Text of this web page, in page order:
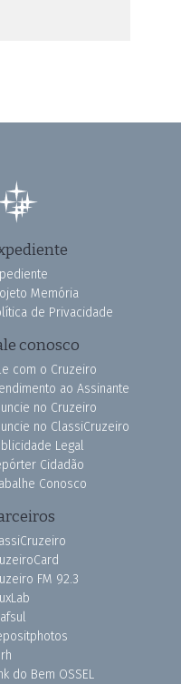
Memória
de Privacidade
conosco
com o Cruzeiro
ao Assinante
no Cruzeiro
no ClassiCruzeiro
Legal
Cidadão
Conosco
FM 92.3
do Bem OSSEL